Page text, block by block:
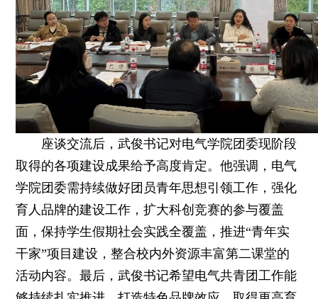
座谈交流后，武俊书记对电气学院团委现阶段
取得的各项建设成果给予高度肯定。他强调，电气
学院团委需持续做好团员青年思想引领工作，强化
育人品牌的建设工作，扩大科创竞赛的参与覆盖
面，保持学生假期社会实践全覆盖，推进“青年实
干家”项目建设，整合校内外资源丰富第二课堂的
活动内容。最后，武俊书记希望电气共青团工作能